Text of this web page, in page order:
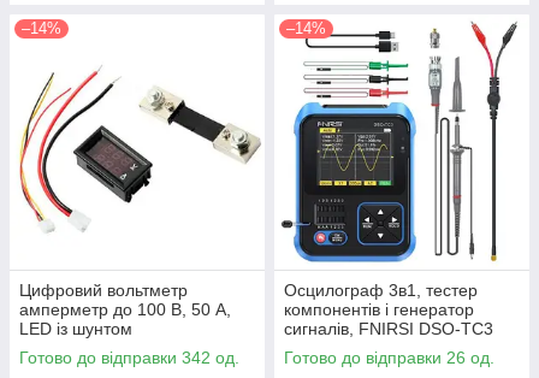
–14%
Цифровий вольтметр
амперметр до 100 В, 50 А,
LED із шунтом
Готово до відправки 342 од.
–14%
Осцилограф 3в1, тестер
компонентів і генератор
сигналів, FNIRSI DSO-TC3
Готово до відправки 26 од.